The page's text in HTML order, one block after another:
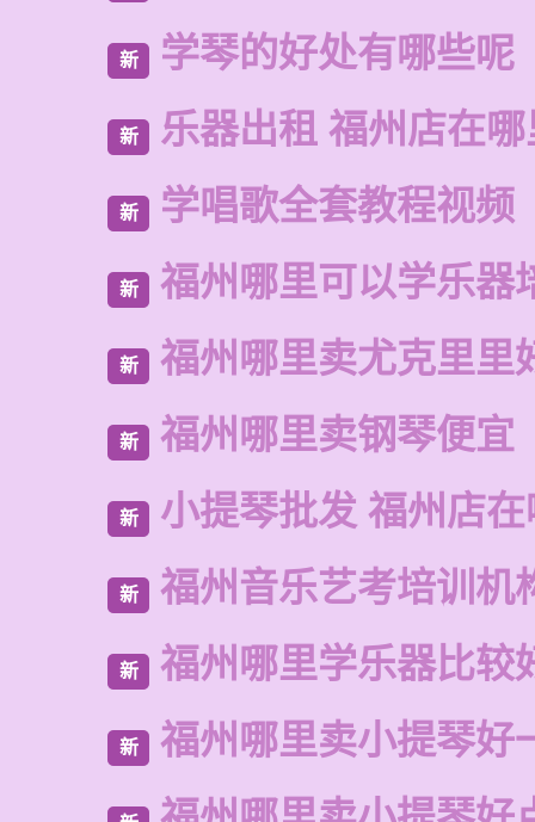
新 学琴的好处有哪些呢
新 乐器出租 福州店在
新 学唱歌全套教程视频
新 福州哪里可以学乐器
新 福州哪里卖尤克里里
新 福州哪里卖钢琴便宜
新 小提琴批发 福州店
新 福州音乐艺考培训机
新 福州哪里学乐器比较
新 福州哪里卖小提琴好